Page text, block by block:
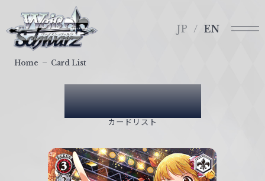
ァ
イ
JP EN
Card List
カードリスト
Home Card List